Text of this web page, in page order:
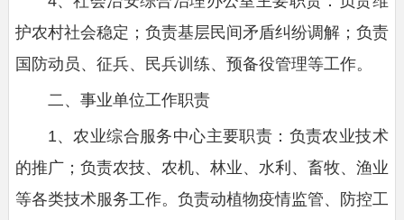
护农村社会稳定；负责基层民间矛盾纠纷调解；负责
国防动员、征兵、民兵训练、预备役管理等工作。
二、事业单位工作职责
1、农业综合服务中心主要职责：负责农业技术
的推广；负责农技、农机、林业、水利、畜牧、渔业
等各类技术服务工作。负责动植物疫情监管、防控工